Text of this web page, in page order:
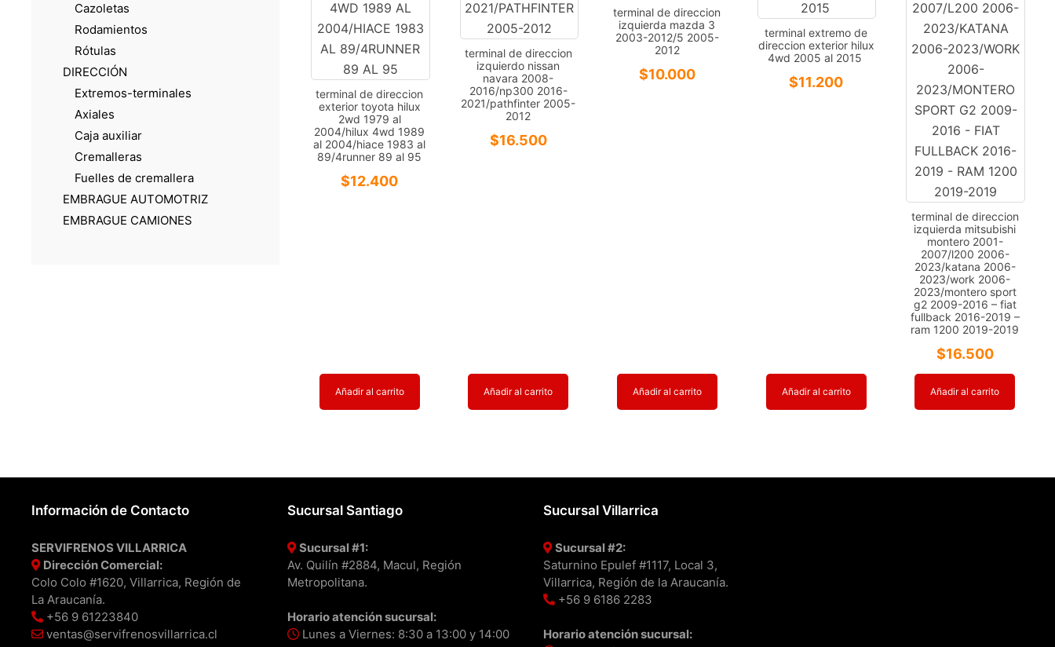
terminal de direccion
exterior toyota hilux
2wd 1979 al
2004/hilux 4wd 1989
al 2004/hiace 1983 al
89/4runner 89 al 95
$12.400
Añadir al carrito
terminal de direccion
izquierdo nissan
navara 2008-
2016/np300 2016-
2021/pathfinter 2005-
2012
$16.500
Añadir al carrito
terminal de direccion
izquierda mazda 3
2003-2012/5 2005-
2012
$10.000
Añadir al carrito
terminal extremo de
direccion exterior hilux
4wd 2005 al 2015
$11.200
Añadir al carrito
terminal de direccion
izquierda mitsubishi
montero 2001-
2007/l200 2006-
2023/katana 2006-
2023/work 2006-
2023/montero sport
g2 2009-2016 – fiat
fullback 2016-2019 –
ram 1200 2019-2019
$16.500
Añadir al carrito
Cazoletas
Rodamientos
Rótulas
DIRECCIÓN
Extremos-terminales
Axiales
Caja auxiliar
Cremalleras
Fuelles de cremallera
EMBRAGUE AUTOMOTRIZ
EMBRAGUE CAMIONES
Información de Contacto
SERVIFRENOS VILLARRICA
Dirección Comercial:
Colo Colo #1620, Villarrica, Región de
La Araucanía.
+56 9 61223840
ventas@servifrenosvillarrica.cl
Sucursal Santiago
Sucursal #1:
Av. Quilín #2884, Macul, Región
Metropolitana.
Horario atención sucursal:
Lunes a Viernes: 8:30 a 13:00 y 14:00
Sucursal Villarrica
Sucursal #2:
Saturnino Epulef #1117, Local 3,
Villarrica, Región de la Araucanía.
+56 9 6186 2283
Horario atención sucursal: